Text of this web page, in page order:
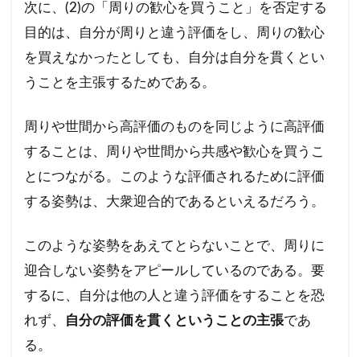
次に、(2)の「周りの歓心を買うこと」を否定する
目的は、自分が周りと違う評価をし、周りの歓心
を買えなかったとしても、自分は自分を貫くとい
うことを主張するためである。
周りや世間から高評価のものを同じように高評価
することは、周りや世間から共感や歓心を買うこ
とにつながる。このような評価されるために評価
する姿勢は、大衆迎合的であるといえるだろう。
このような姿勢をあえてとらないことで、周りに
迎合しない姿勢をアピールしているのである。要
するに、自分は他の人と違う評価をすることを恐
れず、
自分の評価を貫くということの主張であ
る。